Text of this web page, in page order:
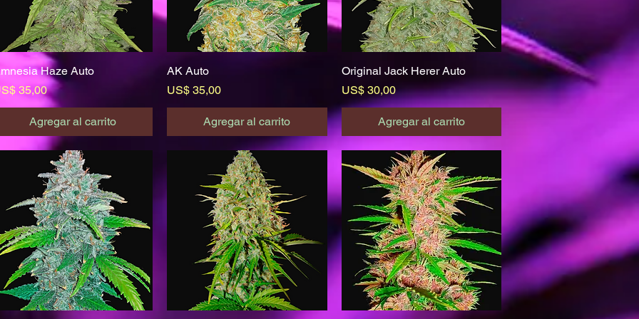
Vista rápida
Haze Auto
35,00
Agregar al carrito
AK Auto
Precio
US$ 35,00
Agregar al carrito
Vista rápida
Original Jack Herer Auto
Precio
US$ 30,00
Agregar al carrito